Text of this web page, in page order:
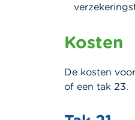
Kosten
De kosten
of een tak 23.